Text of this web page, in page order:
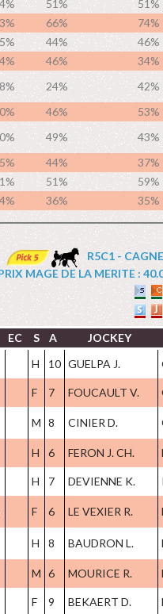
51%
51%
66%
74%
44%
46%
46%
34%
24%
42%
46%
53%
49%
43%
44%
37%
51%
59%
36% 35%
R5C1 -
MAGE DE LA MERITE :
EC S A
JOCKEY
H 10 GUELPA J.
F 7 FOUCAULT V.
M 8 CINIER D.
H 6 FERON J. CH.
H 7 DEVIENNE K.
F 6 LE VEXIER R.
H 8 BAUDRON L.
M 6 MOURICE R.
F 9 BEKAERT D.